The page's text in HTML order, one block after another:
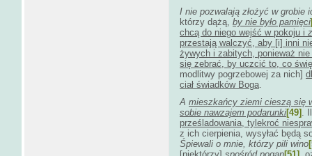
I nie pozwalają złożyć w grobie
którzy dążą, by nie było pamięci
chcą do niego wejść w pokoju i
przestają walczyć, aby [i] inni
żywych i zabitych, ponieważ
się zebrać, by uczcić to, co
modlitwy pogrzebowej za nich]
ciał świadków Boga.
A mieszkańcy ziemi cieszą się
sobie nawzajem podarunki[49] .
prześladowania, tylekroć
z ich cierpienia, wysyłać będą
Śpiewali o mnie, którzy pili wino